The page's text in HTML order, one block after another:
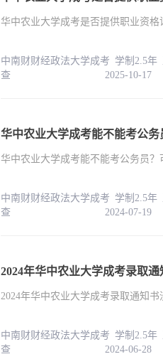
华中农业大学成考是否提供职业资格
中南财财经政法大学成考 学制2.5年
查 2025-10-17
华中农业大学成考能不能考公务
华中农业大学成考能不能考公务员？
中南财财经政法大学成考 学制2.5年
查 2024-07-19
2024年华中农业大学成考录取通知
中南财财经政法大学成考 学制2.5年
查 2024-06-28